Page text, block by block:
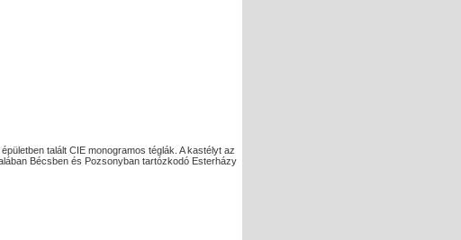
talált CIE monogramos téglák. A kastélyt az
Bécsben és Pozsonyban tartózkodó Esterházy